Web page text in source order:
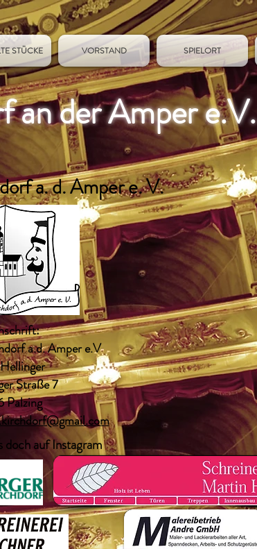
STÜCKE VORSTAND SPIELORT
an der Amper e.V.
a. d. Amper e. V.
a.d. Amper e.V
Straße 7
doch auf Instagram